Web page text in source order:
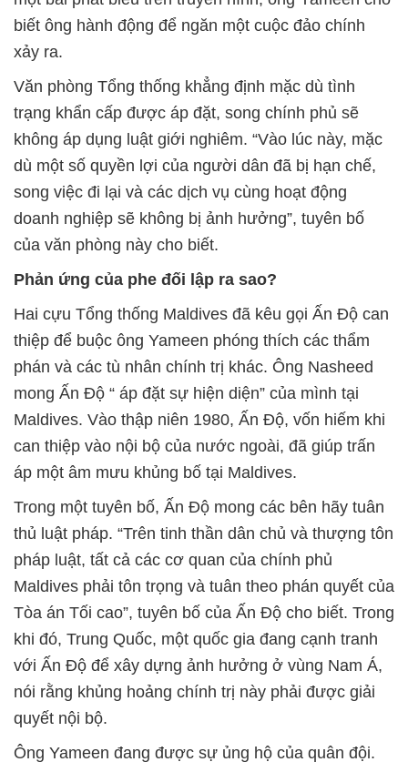
biết ông hành động để ngăn một cuộc đảo chính
xảy ra.
Văn phòng Tổng thống khẳng định mặc dù tình
trạng khẩn cấp được áp đặt, song chính phủ sẽ
không áp dụng luật giới nghiêm. “Vào lúc này, mặc
dù một số quyền lợi của người dân đã bị hạn chế,
song việc đi lại và các dịch vụ cùng hoạt động
doanh nghiệp sẽ không bị ảnh hưởng”, tuyên bố
của văn phòng này cho biết.
Phản ứng của phe đối lập ra sao?
Hai cựu Tổng thống Maldives đã kêu gọi Ấn Độ can
thiệp để buộc ông Yameen phóng thích các thẩm
phán và các tù nhân chính trị khác. Ông Nasheed
mong Ấn Độ “ áp đặt sự hiện diện” của mình tại
Maldives. Vào thập niên 1980, Ấn Độ, vốn hiếm khi
can thiệp vào nội bộ của nước ngoài, đã giúp trấn
áp một âm mưu khủng bố tại Maldives.
Trong một tuyên bố, Ấn Độ mong các bên hãy tuân
thủ luật pháp. “Trên tinh thần dân chủ và thượng tôn
pháp luật, tất cả các cơ quan của chính phủ
Maldives phải tôn trọng và tuân theo phán quyết của
Tòa án Tối cao”, tuyên bố của Ấn Độ cho biết. Trong
khi đó, Trung Quốc, một quốc gia đang cạnh tranh
với Ấn Độ để xây dựng ảnh hưởng ở vùng Nam Á,
nói rằng khủng hoảng chính trị này phải được giải
quyết nội bộ.
Ông Yameen đang được sự ủng hộ của quân đội.